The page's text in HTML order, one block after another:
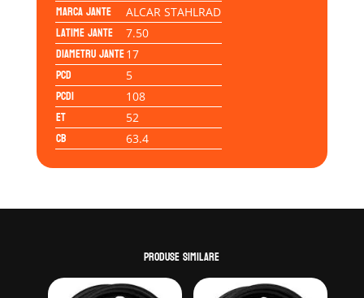
colet]Marca jante
ALCAR STAHLRAD
Latime jante 7.50
Diametru jante17
PCD 5
PCD1 108
ET 52
CB 63.4
Produse similare